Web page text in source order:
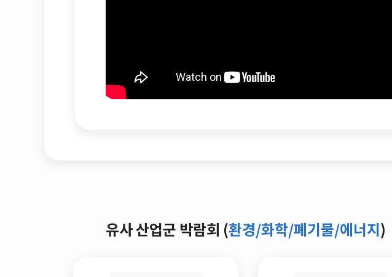
유사 산업군 박람회 (환경/화학/폐기물/에너지)